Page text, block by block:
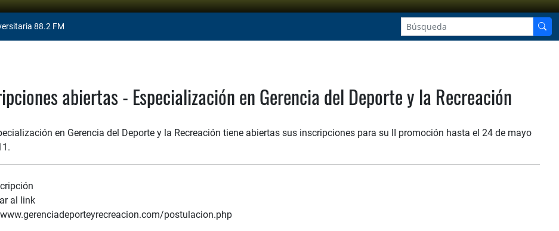
88.2 FM
abiertas - Especialización en Gerencia del Deporte y la Recreación
en Gerencia del Deporte y la Recreación tiene abiertas sus inscripciones para su II promoción hasta el 24 de mayo
al link
postulacion.php